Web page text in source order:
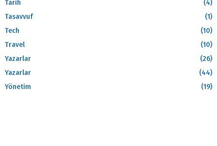
Tarih
(4)
Tasavvuf
(1)
Tech
(10)
Travel
(10)
Yazarlar
(26)
Yazarlar
(44)
Yönetim
(19)